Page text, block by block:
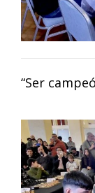
“Ser